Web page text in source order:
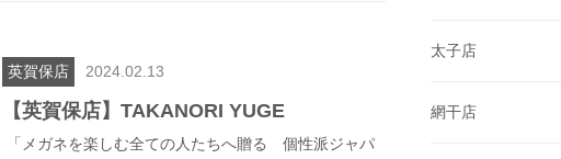
英賀保店 2024.02.13
【英賀保店】TAKANORI YUGE
「メガネを楽しむ全ての人たちへ贈る 個性派ジャパ
太子店
網干店